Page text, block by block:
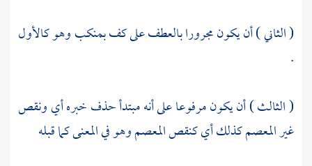
( الثاني ) أن يكون مجرورا بالعطف على كف بمنكب وهو كالأول
.
( الثالث ) أن يكون مرفوعا على أنه مبتدأ حذف خبره أي ونقص
غير المعصم كذلك أي كنقص المعصم وهو في المعنى كما قبله